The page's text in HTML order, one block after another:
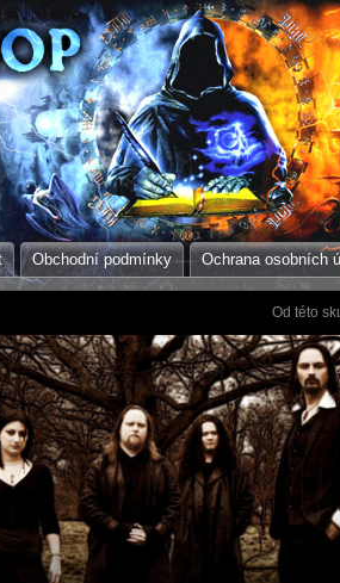
Obchodní podmínky Ochrana osobních
Od této